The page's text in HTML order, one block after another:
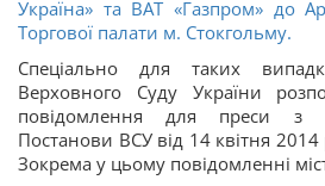
Україна» та ВАТ «Газпром» до
Торгової палати м. Стокгольму.
Спеціально для таких
Верховного Суду України
повідомлення для преси з
Постанови ВСУ від 14 квітня
Зокрема у цьому повідомленні